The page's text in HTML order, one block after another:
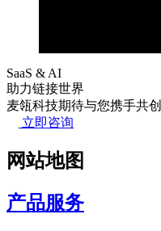
SaaS & AI
助力链接世界
麦瓴科技期待与您携手共
立即咨询
网站地图
产品服务